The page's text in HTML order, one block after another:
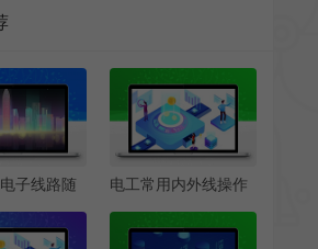
子线路随
电工常用内外线操作